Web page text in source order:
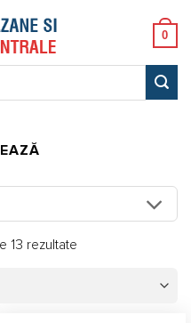
0
13 rezultate